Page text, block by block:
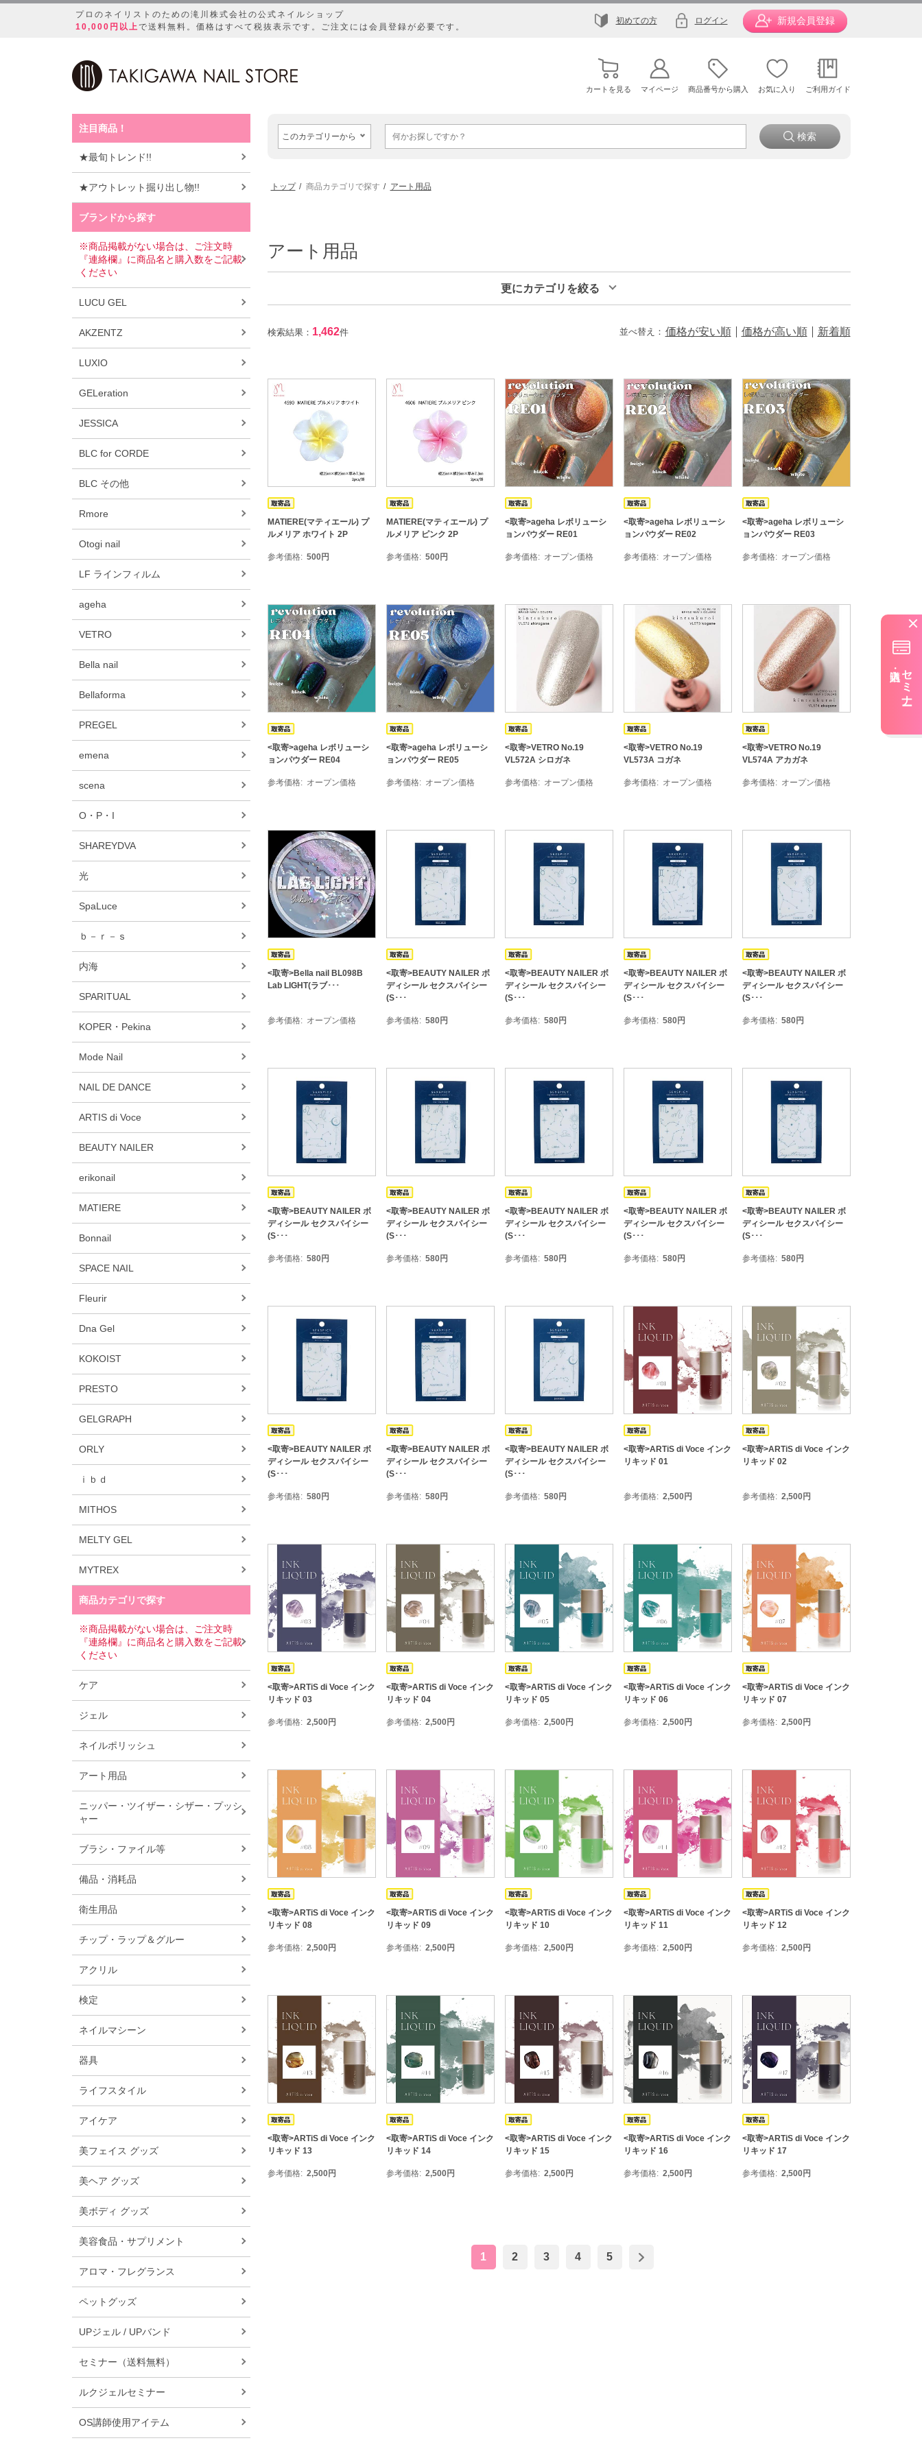
プロのネイリストのための滝川株式会社の公式ネイルショップ
10,000円以上で送料無料。価格はすべて税抜表示です。ご注文には会員登録が必要です。
初めての方 ログイン 新規会員登録
カートを見る マイページ 商品番号から購入 お気に入り ご利用ガイド
注目商品！
★最旬トレンド!!
★アウトレット掘り出し物!!
ブランドから探す
※商品掲載がない場合は、ご注文時
『連絡欄』に商品名と購入数をご記載
ください
LUCU GEL
AKZENTZ
LUXIO
GELeration
JESSICA
BLC for CORDE
BLC その他
Rmore
Otogi nail
LF ラインフィルム
ageha
VETRO
Bella nail
Bellaforma
PREGEL
emena
scena
O・P・I
SHAREYDVA
光
SpaLuce
ｂ－ｒ－ｓ
内海
SPARITUAL
KOPER・Pekina
Mode Nail
NAIL DE DANCE
ARTIS di Voce
BEAUTY NAILER
erikonail
MATIERE
Bonnail
SPACE NAIL
Fleurir
Dna Gel
KOKOIST
PRESTO
GELGRAPH
ORLY
ｉｂｄ
MITHOS
MELTY GEL
MYTREX
商品カテゴリで探す
※商品掲載がない場合は、ご注文時
『連絡欄』に商品名と購入数をご記載
ください
ケア
ジェル
ネイルポリッシュ
アート用品
ニッパー・ツイザー・シザー・プッシ
ャー
ブラシ・ファイル等
備品・消耗品
衛生用品
チップ・ラップ＆グルー
アクリル
検定
ネイルマシーン
器具
ライフスタイル
アイケア
美フェイス グッズ
美ヘア グッズ
美ボディ グッズ
美容食品・サプリメント
アロマ・フレグランス
ペットグッズ
UPジェル / UPバンド
セミナー（送料無料）
ルクジェルセミナー
OS講師使用アイテム
トップ 商品カテゴリで探す アート用品
アート用品
更にカテゴリを絞る
検索結果： 1,462件 並べ替え： 価格が安い順 価格が高い順 新着順
MATIERE(マティエール) プ
ルメリア ホワイト 2P
参考価格 500円
MATIERE(マティエール) プ
ルメリア ピンク 2P
参考価格 500円
<取寄>ageha レボリューシ
ョンパウダー RE01
参考価格 オープン価格
<取寄>ageha レボリューシ
ョンパウダー RE02
参考価格 オープン価格
<取寄>ageha レボリューシ
ョンパウダー RE03
参考価格 オープン価格
<取寄>ageha レボリューシ
ョンパウダー RE04
参考価格 オープン価格
<取寄>ageha レボリューシ
ョンパウダー RE05
参考価格 オープン価格
<取寄>VETRO No.19
VL572A シロガネ
参考価格 オープン価格
<取寄>VETRO No.19
VL573A コガネ
参考価格 オープン価格
<取寄>VETRO No.19
VL574A アカガネ
参考価格 オープン価格
<取寄>Bella nail BL098B
Lab LIGHT(ラブ･･･
参考価格 オープン価格
<取寄>BEAUTY NAILER ボ
ディシール セクスパイシー
(S･･･
参考価格 580円
<取寄>BEAUTY NAILER ボ
ディシール セクスパイシー
(S･･･
参考価格 580円
<取寄>BEAUTY NAILER ボ
ディシール セクスパイシー
(S･･･
参考価格 580円
<取寄>BEAUTY NAILER ボ
ディシール セクスパイシー
(S･･･
参考価格 580円
<取寄>BEAUTY NAILER ボ
ディシール セクスパイシー
(S･･･
参考価格 580円
<取寄>BEAUTY NAILER ボ
ディシール セクスパイシー
(S･･･
参考価格 580円
<取寄>BEAUTY NAILER ボ
ディシール セクスパイシー
(S･･･
参考価格 580円
<取寄>BEAUTY NAILER ボ
ディシール セクスパイシー
(S･･･
参考価格 580円
<取寄>BEAUTY NAILER ボ
ディシール セクスパイシー
(S･･･
参考価格 580円
<取寄>BEAUTY NAILER ボ
ディシール セクスパイシー
(S･･･
参考価格 580円
<取寄>BEAUTY NAILER ボ
ディシール セクスパイシー
(S･･･
参考価格 580円
<取寄>BEAUTY NAILER ボ
ディシール セクスパイシー
(S･･･
参考価格 580円
<取寄>ARTiS di Voce インク
リキッド 01
参考価格 2,500円
<取寄>ARTiS di Voce インク
リキッド 02
参考価格 2,500円
<取寄>ARTiS di Voce インク
リキッド 03
参考価格 2,500円
<取寄>ARTiS di Voce インク
リキッド 04
参考価格 2,500円
<取寄>ARTiS di Voce インク
リキッド 05
参考価格 2,500円
<取寄>ARTiS di Voce インク
リキッド 06
参考価格 2,500円
<取寄>ARTiS di Voce インク
リキッド 07
参考価格 2,500円
<取寄>ARTiS di Voce インク
リキッド 08
参考価格 2,500円
<取寄>ARTiS di Voce インク
リキッド 09
参考価格 2,500円
<取寄>ARTiS di Voce インク
リキッド 10
参考価格 2,500円
<取寄>ARTiS di Voce インク
リキッド 11
参考価格 2,500円
<取寄>ARTiS di Voce インク
リキッド 12
参考価格 2,500円
<取寄>ARTiS di Voce インク
リキッド 13
参考価格 2,500円
<取寄>ARTiS di Voce インク
リキッド 14
参考価格 2,500円
<取寄>ARTiS di Voce インク
リキッド 15
参考価格 2,500円
<取寄>ARTiS di Voce インク
リキッド 16
参考価格 2,500円
<取寄>ARTiS di Voce インク
リキッド 17
参考価格 2,500円
1 2 3 4 5
セミナー